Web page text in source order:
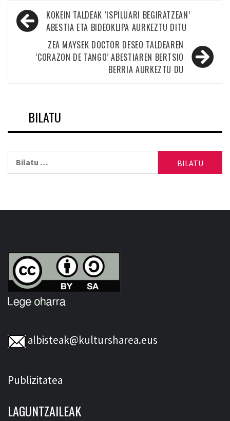
Bidalketetan
zehar
nabigatu
KOKEIN TALDEAK ‘ISPILUARI BEGIRATZEAN’
ABESTIA ETA BIDEOKLIPA AURKEZTU DITU
ZEA MAYSEK DOCTOR DESEO TALDEAREN
‘CORAZON DE TANGO’ ABESTIAREN BERTSIO
BERRIA AURKEZTU DU
BILATU
albisteak@kultursharea.eus
Publizitatea
LAGUNTZAILEAK